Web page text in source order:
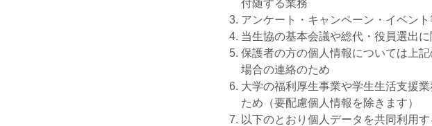
付随する業務
アンケート・キャンペーン・イベン
当生協の基本会議や総代・役員選出
保護者の方の個人情報については上
場合の連絡のため
大学の福利厚生事業や学生生活支援
ため（要配慮個人情報を除きます）
以下のとおり個人データを共同利用